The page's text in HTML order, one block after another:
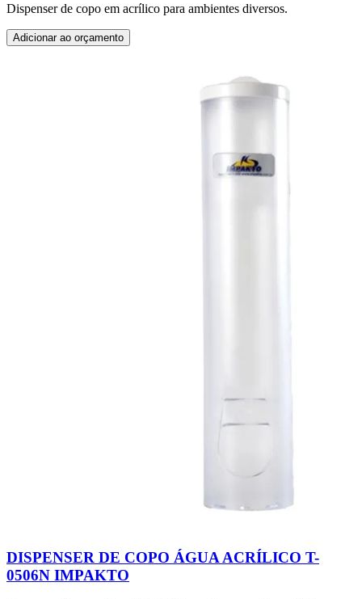
Dispenser de copo em acrílico para ambientes diversos.
Adicionar ao orçamento
DISPENSER DE COPO ÁGUA ACRÍLICO T-
0506N IMPAKTO